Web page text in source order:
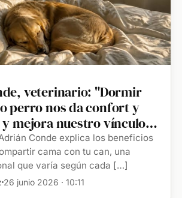
veterinario: "Dormir
perro nos da confort y
mejora nuestro vínculo
Conde explica los beneficios
cama con tu can, una
que varía según cada […]
26 junio 2026 · 10:11